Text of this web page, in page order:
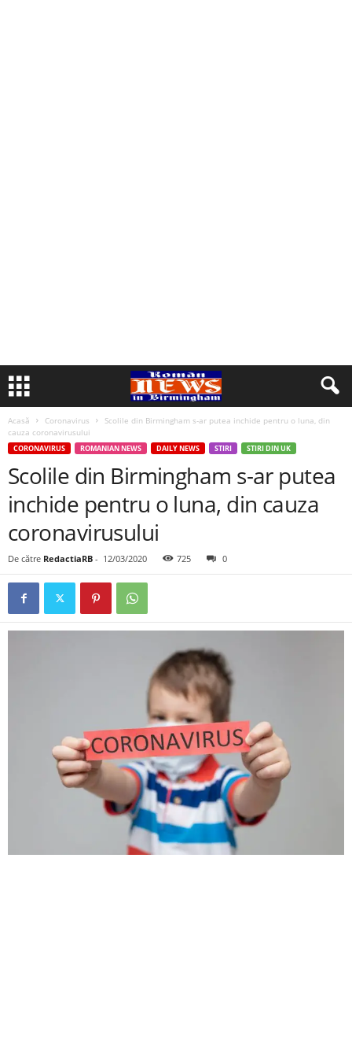
Acasă Coronavirus
Scolile din Birmingham s-ar putea inchide pentru o luna, din
cauza coronavirusului
CORONAVIRUS ROMANIAN NEWS DAILY NEWS STIRI STIRI DIN UK
Scolile din Birmingham s-ar putea
inchide pentru o luna, din cauza
coronavirusului
De către RedactiaRB - 12/03/2020 725 0